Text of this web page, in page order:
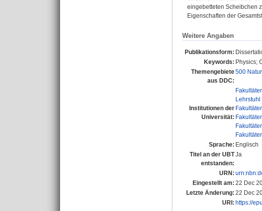
eingebetteten Scheibchen
Eigenschaften der
Weitere Angaben
Publikationsform:
Keywords: Physics;
Themengebiete
aus DDC:
500
Institutionen der
Universität:
Sprache: Englisch
Titel an der UBT
entstanden:
Ja
URN:
Eingestellt am: 22 Dec
Letzte Änderung: 22 Dec
URI: https://